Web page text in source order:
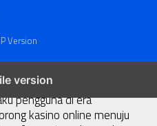
Version
versionkasino online
pengguna di era
kasino online menuju